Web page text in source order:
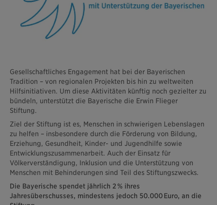
Gesellschaftliches Engagement hat bei der Bayerischen
Tradition – von regionalen Projekten bis hin zu weltweiten
Hilfsinitiativen. Um diese Aktivitäten künftig noch gezielter zu
bündeln, unterstützt die Bayerische die Erwin Flieger
Stiftung.
Ziel der Stiftung ist es, Menschen in schwierigen Lebenslagen
zu helfen – insbesondere durch die Förderung von Bildung,
Erziehung, Gesundheit, Kinder- und Jugendhilfe sowie
Entwicklungszusammenarbeit. Auch der Einsatz für
Völkerverständigung, Inklusion und die Unterstützung von
Menschen mit Behinderungen sind Teil des Stiftungszwecks.
Die Bayerische spendet jährlich 2 % ihres
Jahresüberschusses, mindestens jedoch 50.000 Euro, an die